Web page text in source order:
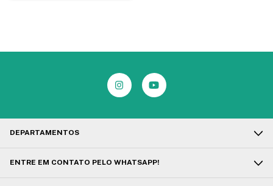
DEPARTAMENTOS
ENTRE EM CONTATO PELO WHATSAPP!